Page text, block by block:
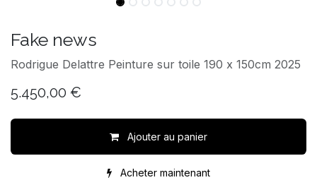
Fake news
Rodrigue Delattre Peinture sur toile 190 x 150cm 2025
5.450,00 €
Ajouter au panier
Acheter maintenant